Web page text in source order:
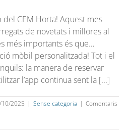
del CEM Horta! Aquest mes
de novetats i millores al
més importants és que…
mòbil personalitzada! Tot i el
la manera de reservar
l’app continua sent la [...]
2025 | Sense categoria | Comentaris